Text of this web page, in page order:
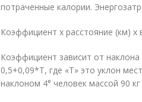
потраченные калории.
Коэффициент х расстояние (км) х
Коэффициент зависит от
0,5+0,09*Т, где «Т» это уклон
наклоном 4° человек массой 90